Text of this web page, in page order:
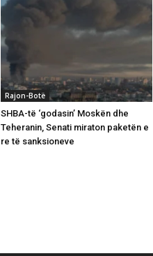
Rajon-Botë
SHBA-të ‘godasin’ Moskën dhe
Teheranin, Senati miraton paketën e
re të sanksioneve